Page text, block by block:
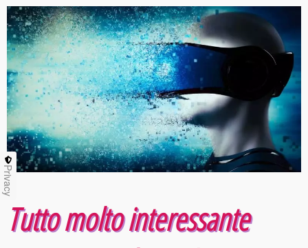
Tutto molto interessante
Privacy